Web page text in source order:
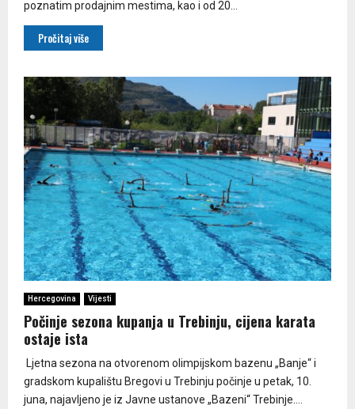
poznatim prodajnim mestima, kao i od 20...
Pročitaj više
Hercegovina Vijesti
Počinje sezona kupanja u Trebinju, cijena karata
ostaje ista
Ljetna sezona na otvorenom olimpijskom bazenu „Banje“ i
gradskom kupalištu Bregovi u Trebinju počinje u petak, 10.
juna, najavljeno je iz Javne ustanove „Bazeni“ Trebinje....